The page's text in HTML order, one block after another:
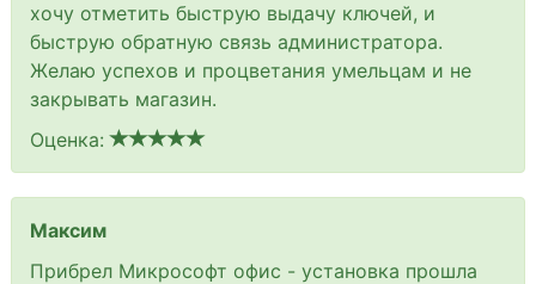
хочу отметить быструю выдачу ключей, и
быструю обратную связь администратора.
Желаю успехов и процветания умельцам и не
закрывать магазин.
Оценка:
Максим
Прибрел Микрософт офис - установка прошла